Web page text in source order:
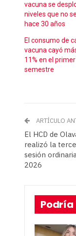
vacuna se
niveles que no
hace 30 años
El consumo de
vacuna cayó
11% en el primer
semestre
ARTÍCULO
El HCD de
realizó la
sesión
2026